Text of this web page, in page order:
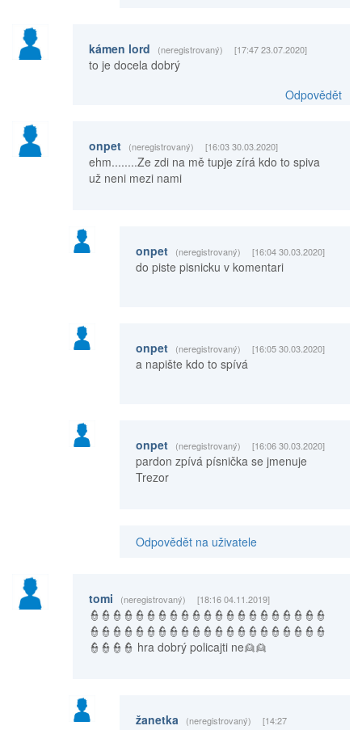
kámen lord (neregistrovaný) [17:47 23.07.2020]
to je docela dobrý
Odpovědět
onpet (neregistrovaný) [16:03 30.03.2020]
ehm........Ze zdi na mě tupje zírá kdo to spiva
už neni mezi nami
onpet (neregistrovaný) [16:04 30.03.2020]
do piste pisnicku v komentari
onpet (neregistrovaný) [16:05 30.03.2020]
a napište kdo to spívá
onpet (neregistrovaný) [16:06 30.03.2020]
pardon zpívá písnička se jmenuje
Trezor
Odpovědět na uživatele
tomi (neregistrovaný) [18:16 04.11.2019]
👮👮👮👮👮👮👮👮👮👮👮👮👮👮👮👮👮👮👮👮👮
👮👮👮👮👮👮👮👮👮👮👮👮👮👮👮👮👮👮👮👮👮
👮👮👮👮 hra dobrý policajti ne👱👱
žanetka (neregistrovaný)
[14:27